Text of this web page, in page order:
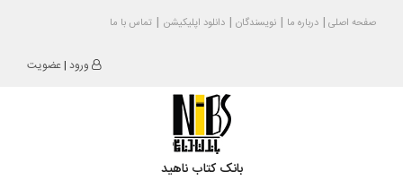
صفحه اصلی درباره ما نویسندگان دانلود اپلیکیشن تماس با ما
ورود |عضویت
بانک کتاب ناهید